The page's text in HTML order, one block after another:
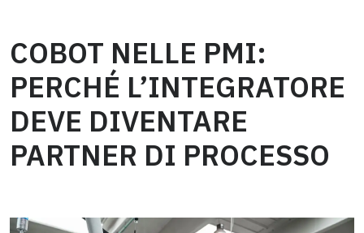
COBOT NELLE PMI:
PERCHÉ L’INTEGRATORE
DEVE DIVENTARE
PARTNER DI PROCESSO